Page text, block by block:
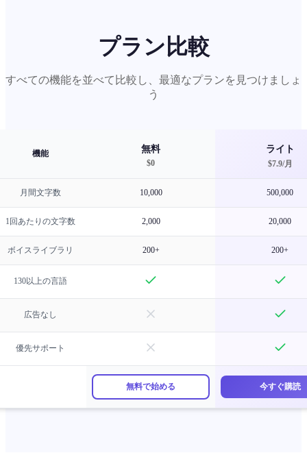
プラン比較
すべての機能を並べて比較し、最適なプランを見つけましょ
う
機能 無料
$0
ライト
$7.9/月
月間文字数 10,000 500,000
1回あたりの文字数 2,000 20,000
ボイスライブラリ 200+ 200+
130以上の言語
広告なし
優先サポート
無料で始める 今すぐ購読